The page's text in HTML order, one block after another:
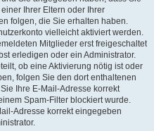
Ihrer Eltern oder Ihrer
folgen, die Sie erhalten haben.
vielleicht aktiviert werden.
Mitglieder erst freigeschaltet
erledigen oder ein Administrator.
ob eine Aktivierung nötig ist oder
folgen Sie den dort enthaltenen
Ihre E-Mail-Adresse korrekt
Spam-Filter blockiert wurde.
Adresse korrekt eingegeben